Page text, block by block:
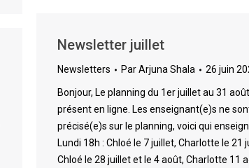
Newsletter juillet
Newsletters ParArjuna Shala 26 juin
Bonjour, Le planning du 1er juillet au 31
présent en ligne. Les enseignant(e)s ne
précisé(e)s sur le planning, voici qui
Lundi 18h : Chloé le 7 juillet, Charlotte le 21
Chloé le 28 juillet et le 4 août, Charlotte 11